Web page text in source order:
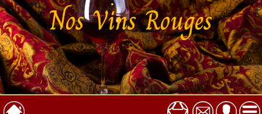
Nos Vins Rouges